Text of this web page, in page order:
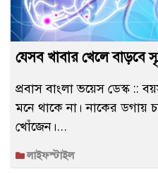
যেসব খাবার খেলে বাড়বে
প্রবাস বাংলা ভয়েস ডেস্ক
মনে থাকে না। নাকের ডগায়
খোঁজেন।…
লাইফস্টাইল